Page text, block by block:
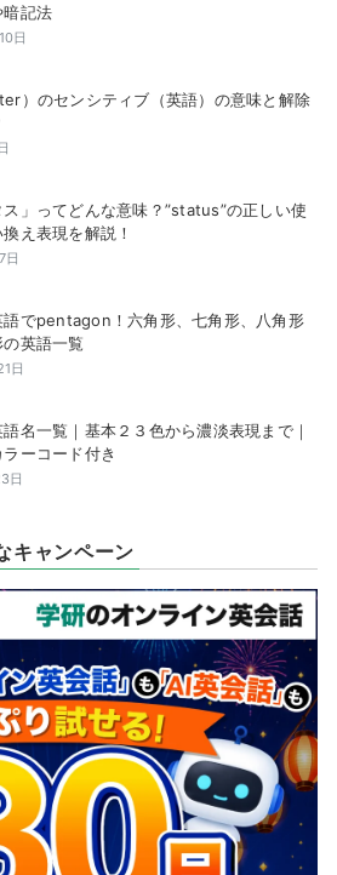
暗記法
日
）のセンシティブ（英語）の意味と解除
ス」ってどんな意味？”status”の正しい使
え表現を解説！
日
語でpentagon！六角形、七角形、八角形
英語一覧
日
語名一覧｜基本２３色から濃淡表現まで｜
ーコード付き
日
キャンペーン